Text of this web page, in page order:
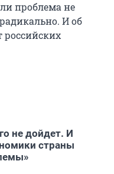
проблема не
И об
российских
не дойдет. И
страны